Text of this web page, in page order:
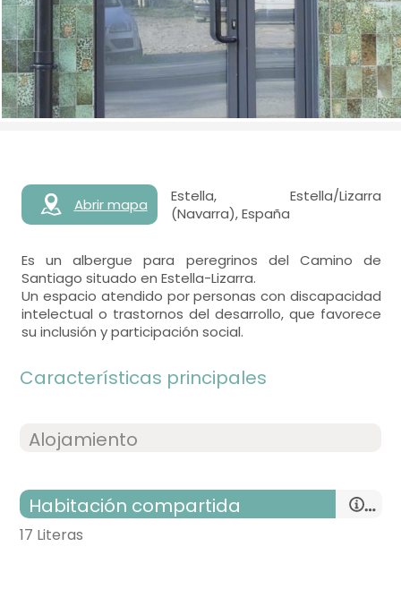
Abrir mapa
Estella, Estella/Lizarra
(Navarra), España
Es un albergue para peregrinos del Camino de
Santiago situado en Estella-Lizarra.
Un espacio atendido por personas con discapacidad
intelectual o trastornos del desarrollo, que favorece
su inclusión y participación social.
Características principales
Alojamiento
Habitación compartida
17 Literas